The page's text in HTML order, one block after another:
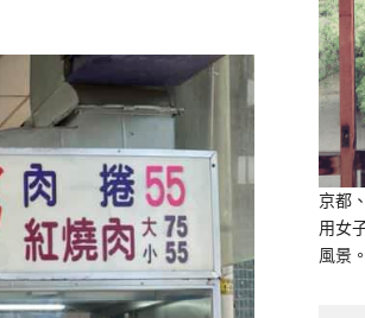
京都
用女
風景